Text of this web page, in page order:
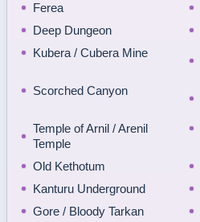
Ferea
Deep Dungeon
Kubera / Cubera Mine
Scorched Canyon
Temple of Arnil / Arenil
Temple
Old Kethotum
Kanturu Underground
Gore / Bloody Tarkan